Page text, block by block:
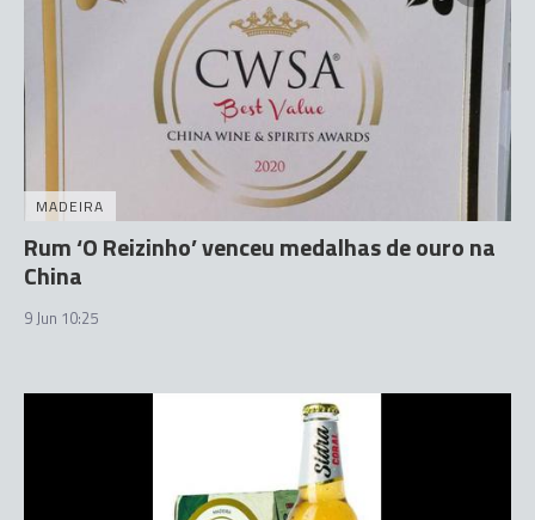
MADEIRA
Rum ‘O Reizinho’ venceu medalhas de ouro na
China
9 Jun 10:25